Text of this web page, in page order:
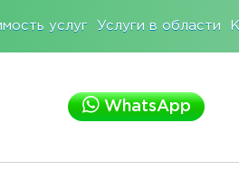
услуг Услуги в области
WhatsApp